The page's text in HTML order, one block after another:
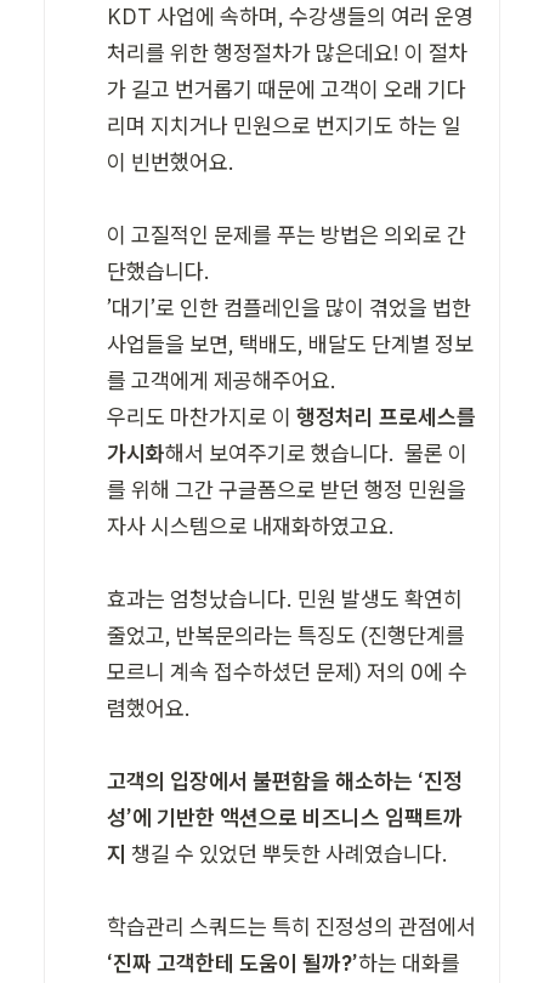
KDT 사업에 속하며, 수강생들의 여러 운영
처리를 위한 행정절차가 많은데요! 이 절차
가 길고 번거롭기 때문에 고객이 오래 기다
리며 지치거나 민원으로 번지기도 하는 일
이 빈번했어요.
이 고질적인 문제를 푸는 방법은 의외로 간
단했습니다.
’대기’로 인한 컴플레인을 많이 겪었을 법한
사업들을 보면, 택배도, 배달도 단계별 정보
를 고객에게 제공해주어요.
우리도 마찬가지로 이 행정처리 프로세스를
가시화해서 보여주기로 했습니다.  물론 이
를 위해 그간 구글폼으로 받던 행정 민원을
자사 시스템으로 내재화하였고요.
효과는 엄청났습니다. 민원 발생도 확연히
줄었고, 반복문의라는 특징도 (진행단계를
모르니 계속 접수하셨던 문제) 저의 0에 수
렴했어요.
고객의 입장에서 불편함을 해소하는 ‘진정
성’에 기반한 액션으로 비즈니스 임팩트까
지 챙길 수 있었던 뿌듯한 사례였습니다.
‘진짜 고객한테 도움이 될까?’하는 대화를